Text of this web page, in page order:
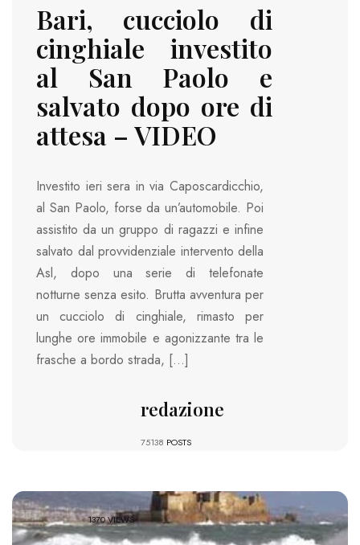
Bari, cucciolo di
cinghiale investito
al San Paolo e
salvato dopo ore di
attesa – VIDEO
Investito ieri sera in via Caposcardicchio,
al San Paolo, forse da un’automobile. Poi
assistito da un gruppo di ragazzi e infine
salvato dal provvidenziale intervento della
Asl, dopo una serie di telefonate
notturne senza esito. Brutta avventura per
un cucciolo di cinghiale, rimasto per
lunghe ore immobile e agonizzante tra le
frasche a bordo strada, […]
redazione
75138 POSTS
1370 VIEWS